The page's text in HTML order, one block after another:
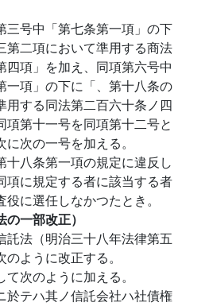
三号中「第七条第一項」の下
第二項において準用する商法
四項」を加え、同項第六号中
一項」の下に「、第十八条の
用する同法第二百六十条ノ四
項第十一号を同項第十二号と
次の一号を加える。
十八条第一項の規定に違反し
項に規定する者に該当する者
役に選任しなかつたとき。
の一部改正）
託法（明治三十八年法律第五
ように改正する。
次のように加える。
於テハ其ノ信託会社ハ社債権